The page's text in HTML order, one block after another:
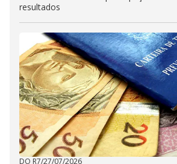
resultados
DO R7/27/07/2026